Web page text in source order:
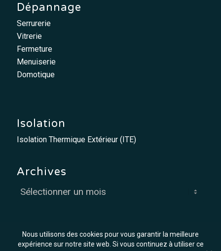
Dépannage
Serrurerie
Vitrerie
Fermeture
Menuiserie
Domotique
Isolation
Isolation Thermique Extérieur (ITE)
Archives
Nous utilisons des cookies pour vous garantir la meilleure
expérience sur notre site web. Si vous continuez à utiliser ce